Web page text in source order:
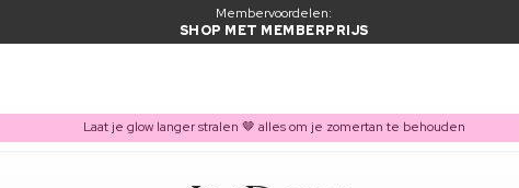
Membervoordelen:
SHOP MET MEMBERPRIJS
Laat je glow langer stralen 🤎 alles om je zomertan te behouden